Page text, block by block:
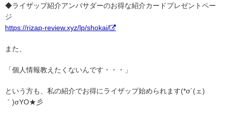
◆ライザップ紹介アンバサダーのお得な紹介カードプレゼントペー
ジ
https://rizap-review.xyz/lp/shokai/
また、
「個人情報教えたくないんです・・・」
という方も、私の紹介でお得にライザップ始められます(*σ´(ェ)
｀)σYO★彡